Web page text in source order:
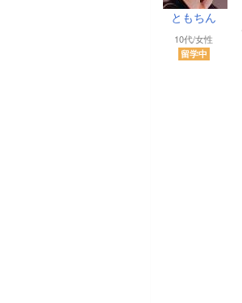
ともちん
10代/女性
留学中